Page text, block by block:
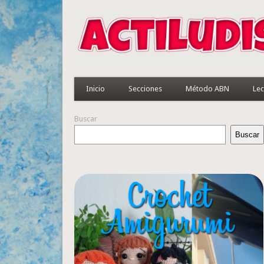
Inicio Secciones Método ABN
Buscar
Buscar